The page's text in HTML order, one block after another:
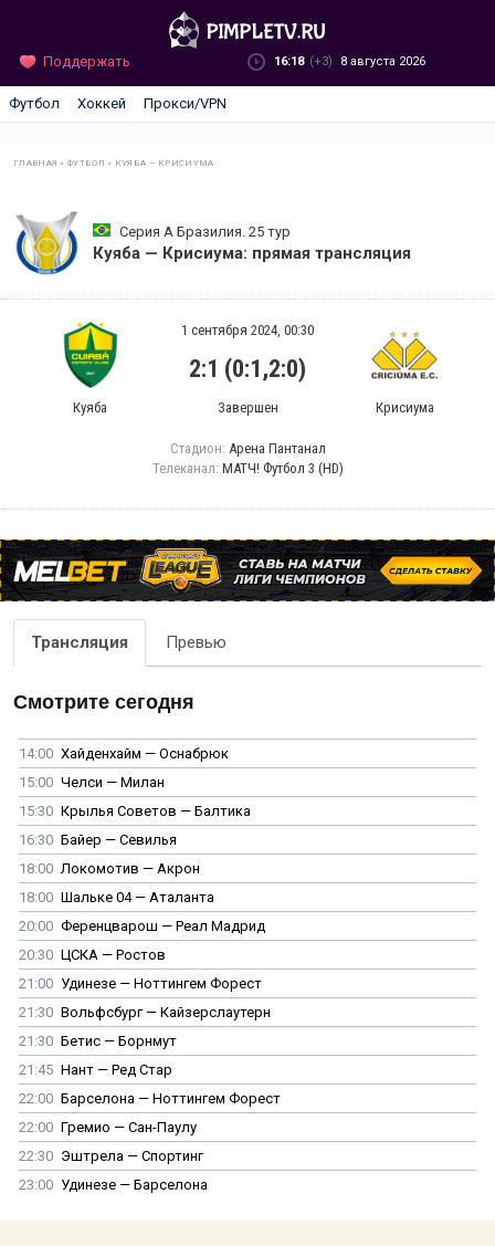
Поддержать 16:18 (+3) 8 августа 2026
Футбол Хоккей Прокси/VPN
ГЛАВНАЯ »ФУТБОЛ » КУЯБА — КРИСИУМА
Серия А Бразилия. 25 тур
Куяба — Крисиума: прямая трансляция
Куяба
1 сентября 2024, 00:30
2:1 (0:1,2:0)
Завершен Крисиума
Стадион: Арена Пантанал
Телеканал: МАТЧ! Футбол 3 (HD)
Трансляция Превью
Смотрите сегодня
14:00 Хайденхайм — Оснабрюк
15:00 Челси — Милан
15:30 Крылья Советов — Балтика
16:30 Байер — Севилья
18:00 Локомотив — Акрон
18:00 Шальке 04 — Аталанта
20:00 Ференцварош — Реал Мадрид
20:30 ЦСКА — Ростов
21:00 Удинезе — Ноттингем Форест
21:30 Вольфсбург — Кайзерслаутерн
21:30 Бетис — Борнмут
21:45 Нант — Ред Стар
22:00 Барселона — Ноттингем Форест
22:00 Гремио — Сан-Паулу
22:30 Эштрела — Спортинг
23:00 Удинезе — Барселона